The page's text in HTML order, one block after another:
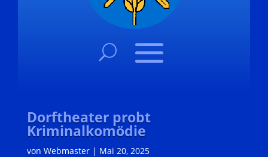
Dorftheater probt
Kriminalkomödie
von Webmaster| Mai 20, 2025